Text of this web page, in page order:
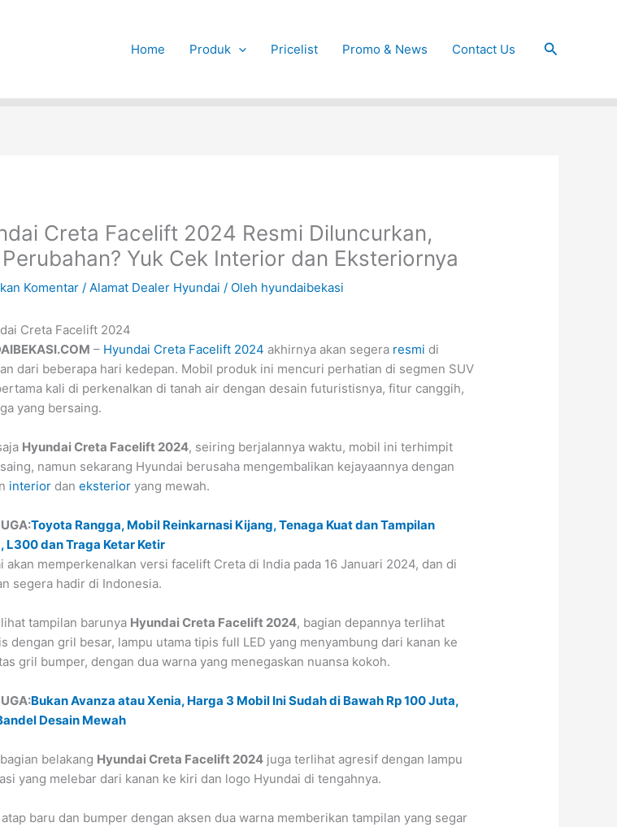
Home Produk Pricelist Promo & News Contact Us Cari
Creta Facelift 2024 Resmi Diluncurkan,
Yuk Cek Interior dan Eksteriornya
Komentar /Alamat Dealer Hyundai / Oleh hyundaibekasi
– Hyundai Creta Facelift 2024 akhirnya akan segera resmi di
dari beberapa hari kedepan. Mobil produk ini mencuri perhatian di segmen SUV
kali di perkenalkan di tanah air dengan desain futuristisnya, fitur canggih,
yang bersaing.
Hyundai Creta Facelift 2024, seiring berjalannya waktu, mobil ini terhimpit
namun sekarang Hyundai berusaha mengembalikan kejayaannya dengan
interior daneksterior yang mewah.
Toyota Rangga, Mobil Reinkarnasi Kijang, Tenaga Kuat dan Tampilan
L300 dan Traga Ketar Ketir
akan memperkenalkan versi facelift Creta di India pada 16 Januari 2024, dan di
segera hadir di Indonesia.
tampilan barunya Hyundai Creta Facelift 2024, bagian depannya terlihat
dengan gril besar, lampu utama tipis full LED yang menyambung dari kanan ke
gril bumper, dengan dua warna yang menegaskan nuansa kokoh.
Bukan Avanza atau Xenia, Harga 3 Mobil Ini Sudah di Bawah Rp 100 Juta,
Desain Mewah
belakang Hyundai Creta Facelift 2024 juga terlihat agresif dengan lampu
yang melebar dari kanan ke kiri dan logo Hyundai di tengahnya.
baru dan bumper dengan aksen dua warna memberikan tampilan yang segar